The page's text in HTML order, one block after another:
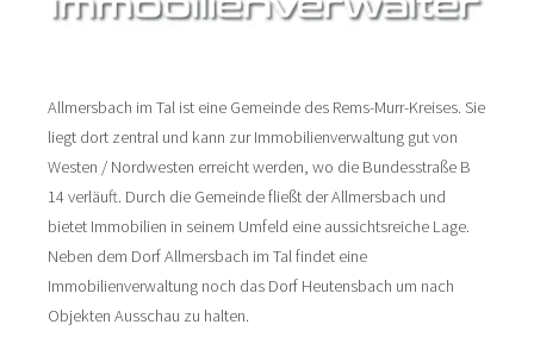
Allmersbach im Tal ist eine Gemeinde des Rems-Murr-Kreises. Sie
liegt dort zentral und kann zur Immobilienverwaltung gut von
Westen / Nordwesten erreicht werden, wo die Bundesstraße B
14 verläuft. Durch die Gemeinde fließt der Allmersbach und
bietet Immobilien in seinem Umfeld eine aussichtsreiche Lage.
Neben dem Dorf Allmersbach im Tal findet eine
Immobilienverwaltung noch das Dorf Heutensbach um nach
Objekten Ausschau zu halten.